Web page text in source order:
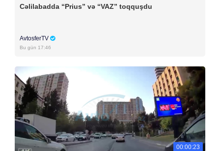
Cəlilabadda “Prius” və “VAZ” toqquşdu
AvtosferTV
Bu gün 17:46
00:00:23